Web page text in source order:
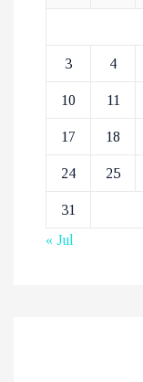
3 4
10 11
17 18
24 25
31
« Jul